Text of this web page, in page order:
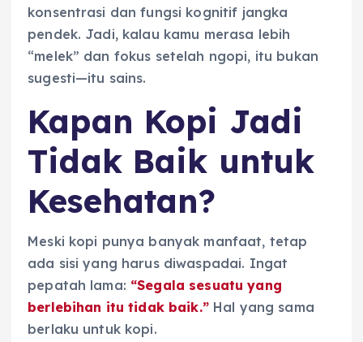
konsentrasi dan fungsi kognitif jangka
pendek. Jadi, kalau kamu merasa lebih
“melek” dan fokus setelah ngopi, itu bukan
sugesti—itu sains.
Kapan Kopi Jadi
Tidak Baik untuk
Kesehatan?
Meski kopi punya banyak manfaat, tetap
ada sisi yang harus diwaspadai. Ingat
pepatah lama: “Segala sesuatu yang
berlebihan itu tidak baik.”Hal yang sama
berlaku untuk kopi.